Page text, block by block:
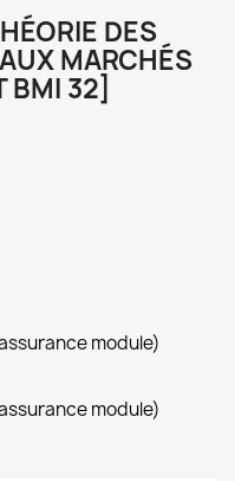
DES
MARCHÉS
BMI 32]
module)
module)